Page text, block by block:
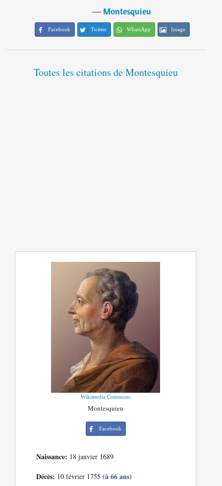
―Montesquieu
Facebook Twitter WhatsApp Image
Toutes les citations de Montesquieu
Wikimedia Commons
Montesquieu
Facebook
Naissance: 18 janvier 1689
Décès: 10 février 1755(à 66 ans)